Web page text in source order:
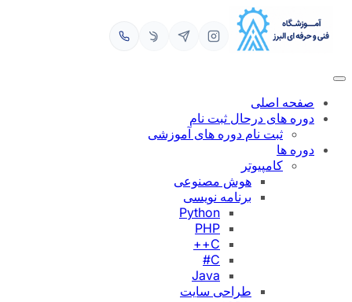
اصلی
های درحال ثبت نام
ثبت نام دوره های آموزشی
ها
کامپیوتر
هوش مصنوعی
برنامه نویسی
Python
طراحی سایت